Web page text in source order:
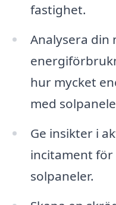
fastighet.
Analysera din
hur mycket
med
Ge insikter i
incitament
solpaneler.